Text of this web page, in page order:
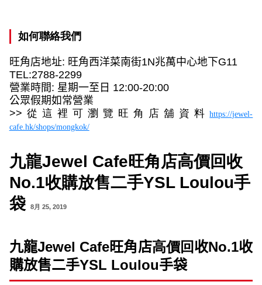
如何聯絡我們
旺角店地址: 旺角西洋菜南街1N兆萬中心地下G11
TEL:2788-2299
營業時間: 星期一至日 12:00-20:00
公眾假期如常營業
>> 從這裡可瀏覽旺角店舖資料https://jewel-
cafe.hk/shops/mongkok/
九龍Jewel Cafe旺角店高價回收
No.1收購放售二手YSL Loulou手
袋
8月 25, 2019
九龍Jewel Cafe旺角店高價回收No.1收
購放售二手YSL Loulou手袋